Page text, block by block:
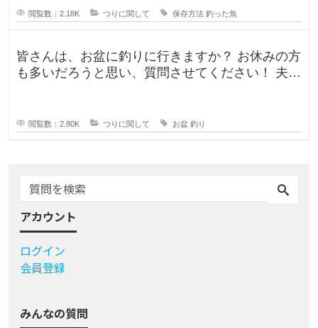
閲覧数：2.18K つりに関して 保存方法 釣った魚
皆さんは、お盆に釣りに行きますか？ お休みの方
も多いだろうと思い、質問させてください！ 夫曰
閲覧数：2.80K つりに関して お盆 釣り
アカウント
ログイン
会員登録
みんなの質問